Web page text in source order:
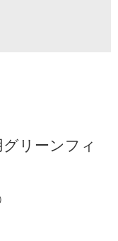
リーンフィ